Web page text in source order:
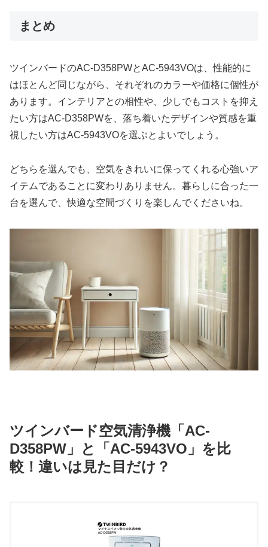
まとめ
ツインバードのAC-D358PWとAC-5943VOは、性能的に
はほとんど同じながら、それぞれのカラーや価格に個性が
あります。インテリアとの相性や、少しでもコストを抑え
たい方はAC-D358PWを、落ち着いたデザインや質感を重
視したい方はAC-5943VOを選ぶとよいでしょう。
どちらを選んでも、空気をきれいに保ってくれる心強いア
イテムであることに変わりありません。暮らしに合った一
台を選んで、快適な空間づくりを楽しんでくださいね。
ツインバード空気清浄機「AC-
D358PW」と「AC-5943VO」を比
較！違いは見た目だけ？